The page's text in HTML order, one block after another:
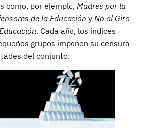
como, por ejemplo, Madres por la
de la Educación y No al Giro
. Cada año, los índices
grupos imponen su censura
del conjunto.